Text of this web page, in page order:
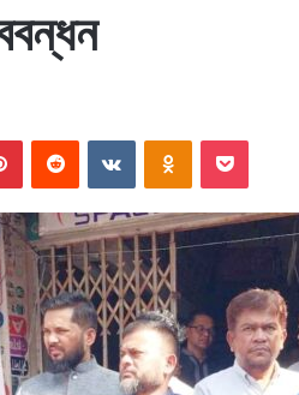
PinterestReddit VKontakteOdnoklassniki
Pocket